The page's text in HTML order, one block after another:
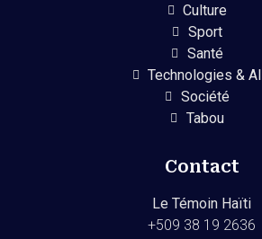
Culture
Sport
Santé
Technologies & AI
Société
Tabou
Contact
Le Témoin Haïti
+509 38 19 2636